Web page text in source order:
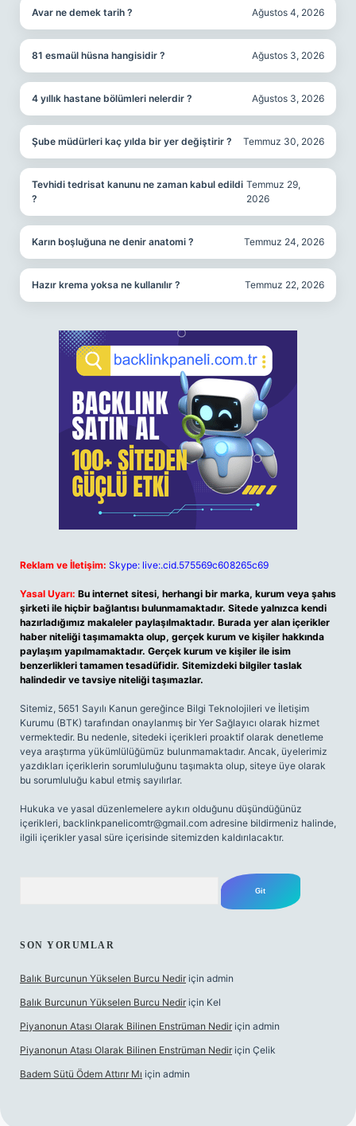
Avar ne demek tarih ? Ağustos 4, 2026
81 esmaül hüsna hangisidir ? Ağustos 3, 2026
4 yıllık hastane bölümleri nelerdir ? Ağustos 3, 2026
Şube müdürleri kaç yılda bir yer değiştirir ? Temmuz 30, 2026
Tevhidi tedrisat kanunu ne zaman kabul edildi
?
Temmuz 29,
2026
Karın boşluğuna ne denir anatomi ? Temmuz 24, 2026
Hazır krema yoksa ne kullanılır ? Temmuz 22, 2026
Reklam ve İletişim: Skype: live:.cid.575569c608265c69
Yasal Uyarı: Bu internet sitesi, herhangi bir marka, kurum veya şahıs
şirketi ile hiçbir bağlantısı bulunmamaktadır. Sitede yalnızca kendi
hazırladığımız makaleler paylaşılmaktadır. Burada yer alan içerikler
haber niteliği taşımamakta olup, gerçek kurum ve kişiler hakkında
paylaşım yapılmamaktadır. Gerçek kurum ve kişiler ile isim
benzerlikleri tamamen tesadüfidir. Sitemizdeki bilgiler taslak
halindedir ve tavsiye niteliği taşımazlar.
Sitemiz, 5651 Sayılı Kanun gereğince Bilgi Teknolojileri ve İletişim
Kurumu (BTK) tarafından onaylanmış bir Yer Sağlayıcı olarak hizmet
vermektedir. Bu nedenle, sitedeki içerikleri proaktif olarak denetleme
veya araştırma yükümlülüğümüz bulunmamaktadır. Ancak, üyelerimiz
yazdıkları içeriklerin sorumluluğunu taşımakta olup, siteye üye olarak
bu sorumluluğu kabul etmiş sayılırlar.
Hukuka ve yasal düzenlemelere aykırı olduğunu düşündüğünüz
içerikleri, backlinkpanelicomtr@gmail.com adresine bildirmeniz halinde,
ilgili içerikler yasal süre içerisinde sitemizden kaldırılacaktır.
SON YORUMLAR
Balık Burcunun Yükselen Burcu Nedir için admin
Balık Burcunun Yükselen Burcu Nedir için Kel
Piyanonun Atası Olarak Bilinen Enstrüman Nedir için admin
Piyanonun Atası Olarak Bilinen Enstrüman Nedir için Çelik
Badem Sütü Ödem Attırır Mı için admin